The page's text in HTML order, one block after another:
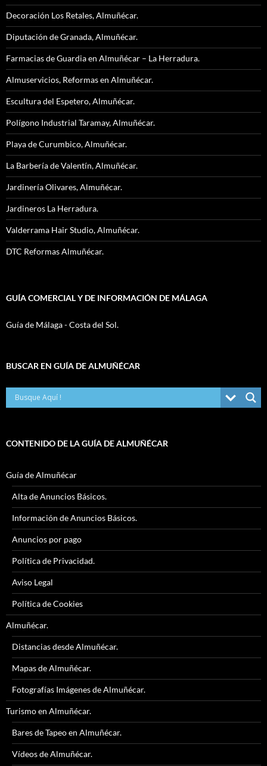
Decoración Los Retales, Almuñécar.
Diputación de Granada, Almuñécar.
Farmacias de Guardia en Almuñécar – La Herradura.
Almuservicios, Reformas en Almuñécar.
Escultura del Espetero, Almuñécar.
Polígono Industrial Taramay, Almuñécar.
Playa de Curumbico, Almuñécar.
La Barbería de Valentín, Almuñécar.
Jardinería Olivares, Almuñécar.
Jardineros La Herradura.
Valderrama Hair Studio, Almuñécar.
DTC Reformas Almuñécar.
GUÍA COMERCIAL Y DE INFORMACIÓN DE MÁLAGA
Guía de Málaga - Costa del Sol.
BUSCAR EN GUÍA DE ALMUÑÉCAR
CONTENIDO DE LA GUÍA DE ALMUÑÉCAR
Guía de Almuñécar
Alta de Anuncios Básicos.
Información de Anuncios Básicos.
Anuncios por pago
Política de Privacidad.
Aviso Legal
Política de Cookies
Almuñécar.
Distancias desde Almuñécar.
Mapas de Almuñécar.
Fotografías Imágenes de Almuñécar.
Turismo en Almuñécar.
Bares de Tapeo en Almuñécar.
Vídeos de Almuñécar.